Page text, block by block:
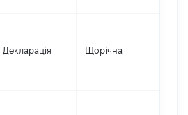
Декларація Щорічна